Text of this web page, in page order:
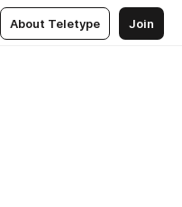
About Teletype Join